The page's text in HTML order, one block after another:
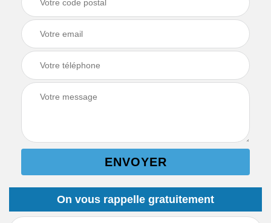
On vous rappelle gratuitement